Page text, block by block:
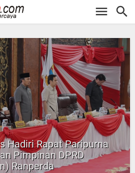
Hadiri Rapat Paripurna
Pimpinan DPRD
Ranperda